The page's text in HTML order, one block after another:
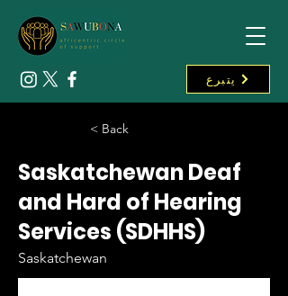
يتبرع
< Back
Saskatchewan Deaf
and Hard of Hearing
Services (SDHHS)
Saskatchewan